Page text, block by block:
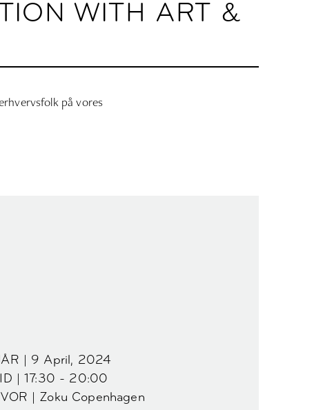
WITH ART &
på vores
| 9 April, 2024
| 17:30 - 20:00
| Zoku Copenhagen